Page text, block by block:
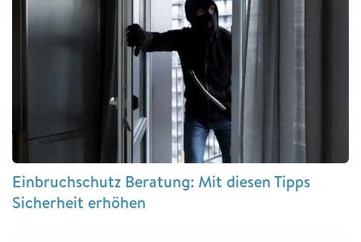
Einbruchschutz Beratung: Mit diesen Tipps
Sicherheit erhöhen